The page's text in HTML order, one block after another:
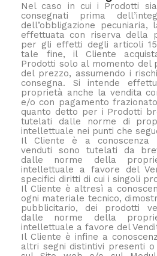
Nel caso in cui i Prodotti
consegnati prima
dell’obbligazione
effettuata con riserva della
per gli effetti degli articoli
tale fine, il Cliente
Prodotti solo al momento del
del prezzo, assumendo i
consegna. Si intende
proprietà anche la vendita
e/o con pagamento
quanto detto per i Prodotti
tutelati dalle norme di
intellettuale nei punti che
Il Cliente è a conoscenza
venduti sono tutelati da
dalle norme della
intellettuale a favore del
specifici diritti di cui i singoli
Il Cliente è altresì a
ogni materiale tecnico,
pubblicitario, dei prodotti
dalle norme della
intellettuale a favore del
Il Cliente è infine a
altri segni distintivi presenti o